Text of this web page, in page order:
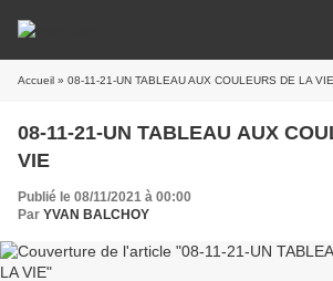
Accueil » 08-11-21-UN TABLEAU AUX COULEURS DE LA VIE
08-11-21-UN TABLEAU AUX
VIE
Publié le 08/11/2021 à 00:00
Par YVAN BALCHOY